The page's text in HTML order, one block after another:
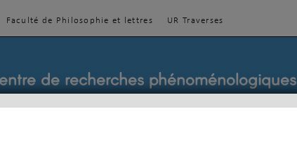
Faculté de Philosophie et lettres UR Traverses
de recherches phénoménologiques